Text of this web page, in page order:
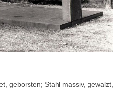
geborsten; Stahl massiv, gewalzt,